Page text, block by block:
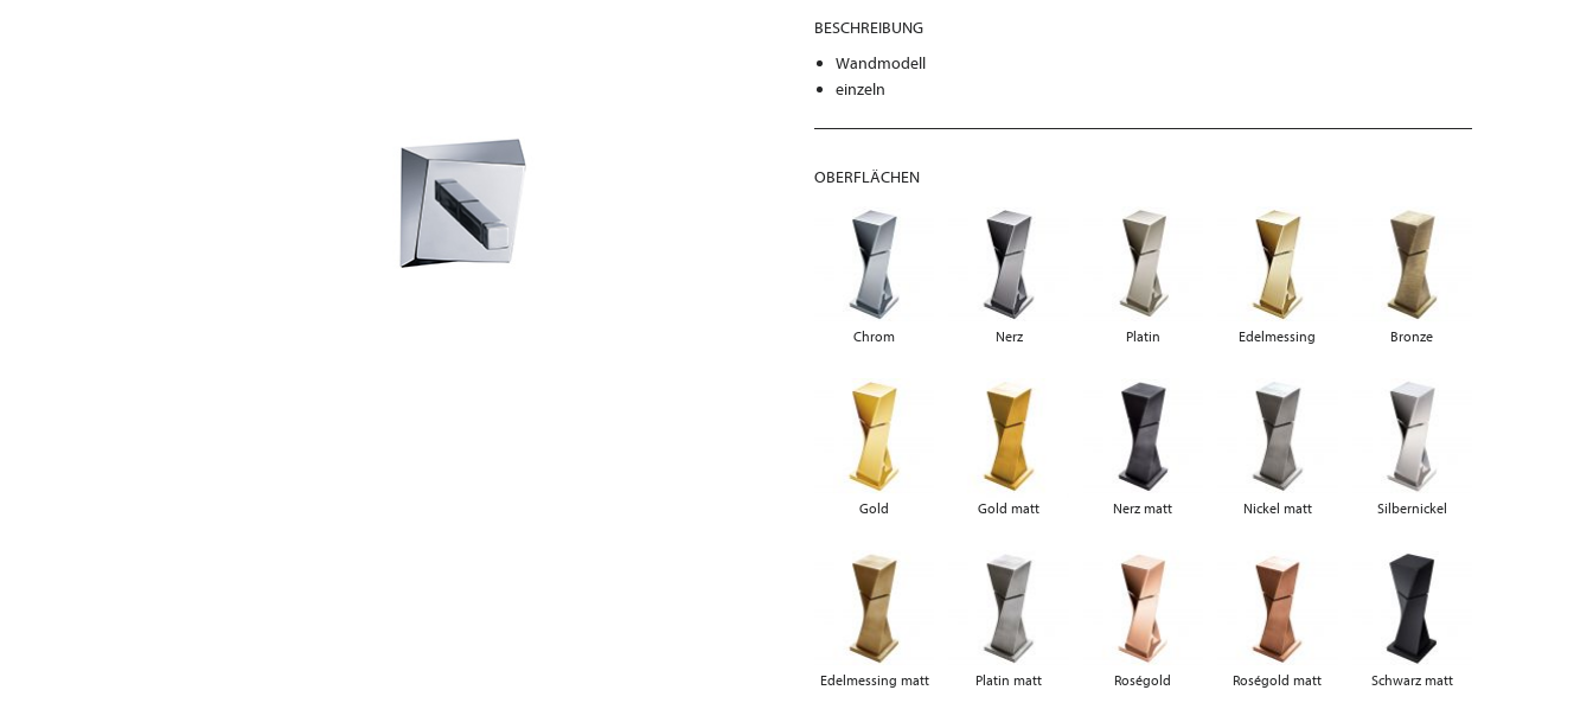
BESCHREIBUNG
Wandmodell
einzeln
OBERFLÄCHEN
Chrom Nerz Platin Edelmessing Bronze
Gold Gold matt Nerz matt Nickel matt Silbernickel
Edelmessing matt Platin matt Roségold Roségold matt Schwarz matt